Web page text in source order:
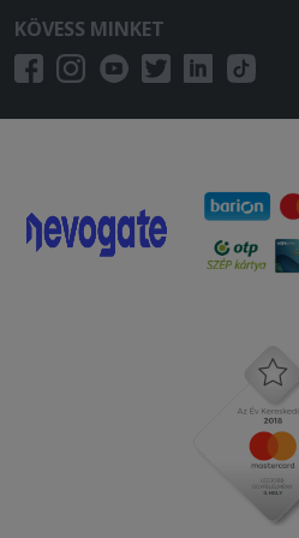
rendeltem
KÖVESS MINKET